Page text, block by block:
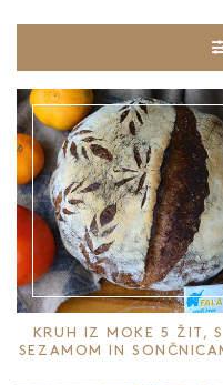
KRUH IZ MOKE 5 ŽIT, S
SEZAMOM IN